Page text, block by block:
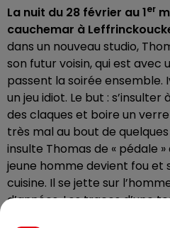
La nuit du 28 février au 1er
cauchemar à
dans un nouveau studio,
son futur voisin, qui est avec
passent la soirée ensemble.
un jeu idiot. Le but :
des claques et boire un
très mal au bout de quelques
insulte Thomas de « pédale
jeune homme devient fou et
cuisine. Il se jette sur
d’années. Les traces d’une
seront relevées chez la